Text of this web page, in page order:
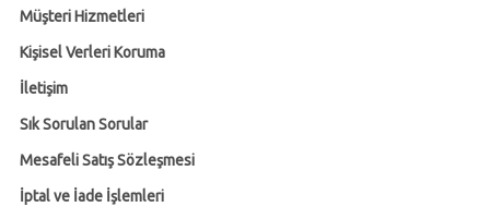
Müşteri Hizmetleri
Kişisel Verleri Koruma
İletişim
Sık Sorulan Sorular
Mesafeli Satış Sözleşmesi
İptal ve İade İşlemleri